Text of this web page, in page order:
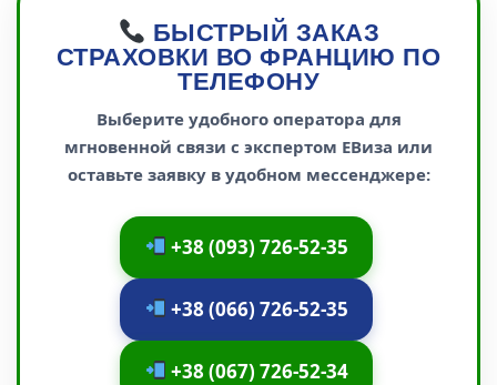
БЫСТРЫЙ ЗАКАЗ
СТРАХОВКИ ВО ФРАНЦИЮ ПО
ТЕЛЕФОНУ
Выберите удобного оператора для
мгновенной связи с экспертом ЕВиза или
оставьте заявку в удобном мессенджере:
+38 (093) 726-52-35
+38 (066) 726-52-35
+38 (067) 726-52-34